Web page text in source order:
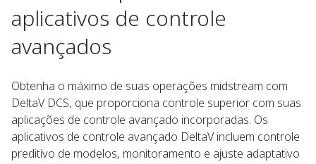
aplicativos de controle
avançados
Obtenha o máximo de suas operações midstream com
DeltaV DCS, que proporciona controle superior com suas
aplicações de controle avançado incorporadas. Os
aplicativos de controle avançado DeltaV incluem controle
preditivo de modelos, monitoramento e ajuste adaptativo